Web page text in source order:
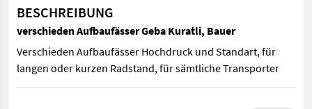
BESCHREIBUNG
verschieden Aufbaufässer Geba Kuratli, Bauer
Verschieden Aufbaufässer Hochdruck und Standart, für
langen oder kurzen Radstand, für sämtliche Transporter
Verschieden Aufbaufässer Hochdruck und Standart, für